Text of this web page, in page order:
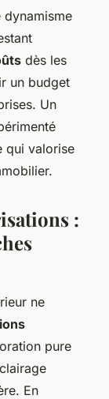
dynamisme
dès les
un budget
Un
qui valorise
:
ne
pure
En